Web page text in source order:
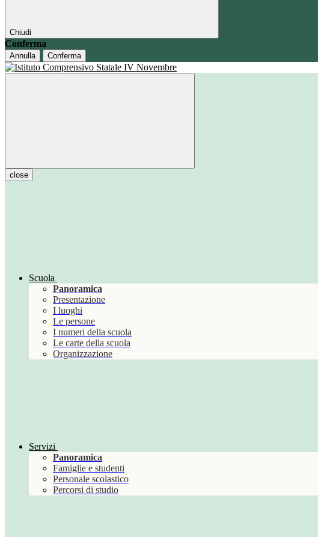
Chiudi
Conferma
Annulla Conferma
close
Scuola
Panoramica
Presentazione
I luoghi
Le persone
I numeri della scuola
Le carte della scuola
Organizzazione
Servizi
Panoramica
Famiglie e studenti
Personale scolastico
Percorsi di studio